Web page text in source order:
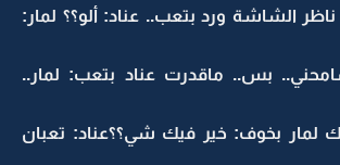
الشاشة ورد بتعب.. عناد: ألو؟؟ لمار:
بس.. ماقدرت عناد بتعب: لمار..
بخوف: خير فيك شي؟؟عناد: تعبان